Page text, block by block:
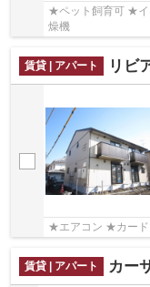
★ペット飼育可 ★イ
燥機
賃貸 | アパート リビ
★エアコン ★カード
賃貸 | アパート カー